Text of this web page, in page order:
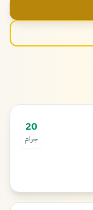
20
جرام